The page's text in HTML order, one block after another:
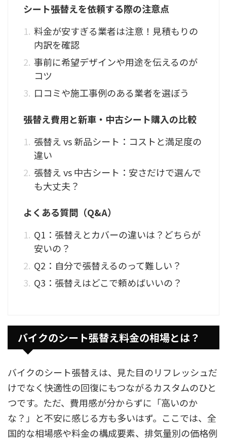
シート張替えを依頼する際の注意点
料金が安すぎる業者は注意！見積もりの
内訳を確認
事前に希望デザインや用途を伝えるのが
コツ
口コミや施工事例のある業者を選ぼう
張替え費用と新車・中古シート購入の比較
張替え vs 新品シート：コストと満足度の
違い
張替え vs 中古シート：安さだけで選んで
も大丈夫？
よくある質問（Q&A）
Q1：張替えとカバーの違いは？どちらが
安いの？
Q2：自分で張替えるのって難しい？
Q3：張替えはどこで頼めばいいの？
バイクのシート張替え料金の相場とは？
バイクのシート張替えは、見た目のリフレッシュだ
けでなく快適性の回復にもつながるカスタムのひと
つです。ただ、費用感が分からずに「高いのか
な？」と不安に感じる方も多いはず。ここでは、全
国的な相場感や料金の構成要素、排気量別の価格例